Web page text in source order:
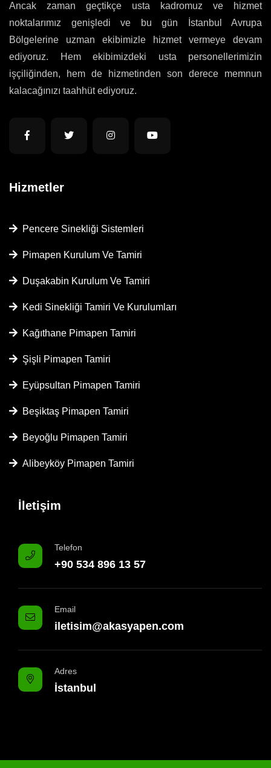
Ancak zaman geçtikçe usta kadromuz ve hizmet
noktalarımız genişledi ve bu gün İstanbul Avrupa
Bölgelerine uzman ekibimizle hizmet vermeye devam
ediyoruz. Hem ekibimizdeki usta personellerimizin
işçiliğinden, hem de hizmetinden son derece memnun
kalacağınızı taahhüt ediyoruz.
Hizmetler
Pencere Sinekliği Sistemleri
Pimapen Kurulum Ve Tamiri
Duşakabin Kurulum Ve Tamiri
Kedi Sinekliği Tamiri Ve Kurulumları
Kağıthane Pimapen Tamiri
Şişli Pimapen Tamiri
Eyüpsultan Pimapen Tamiri
Beşiktaş Pimapen Tamiri
Beyoğlu Pimapen Tamiri
Alibeyköy Pimapen Tamiri
İletişim
Telefon
+90 534 896 13 57
Email
iletisim@akasyapen.com
Adres
İstanbul